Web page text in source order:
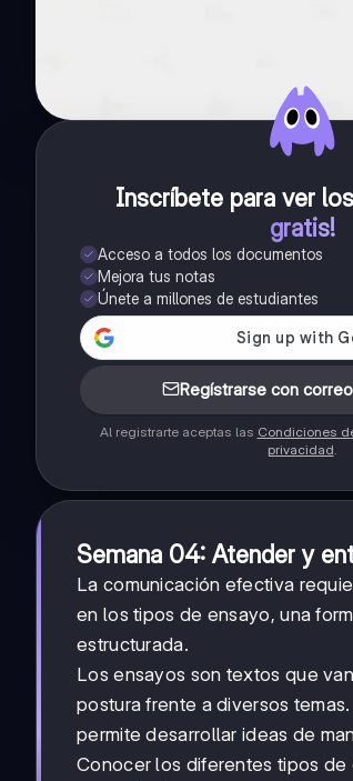
Inscríbete para ver
gratis!
Acceso a todos los documentos
Mejora tus notas
Únete a millones de estudiantes
Regístrarse con
Al registrarte aceptas las Condiciones
privacidad
Semana 04: Atender y
La comunicación efectiva
en los tipos de ensayo, una
estructurada.
Los ensayos son textos que
postura frente a diversos
permite desarrollar ideas de
Conocer los diferentes tipos de